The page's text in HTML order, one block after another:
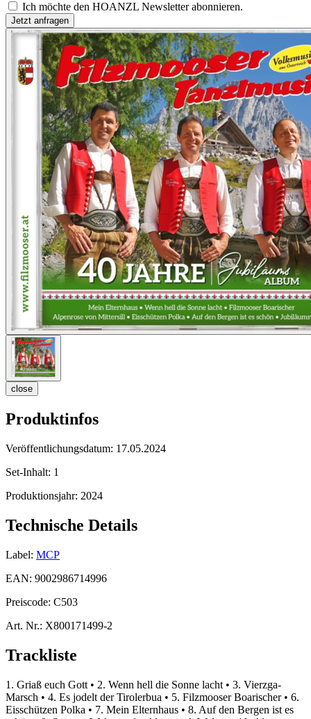
Ich möchte den HOANZL Newsletter abonnieren.
close
Produktinfos
Veröffentlichungsdatum: 17.05.2024
Set-Inhalt: 1
Produktionsjahr: 2024
Technische Details
Label: MCP
EAN: 9002986714996
Preiscode: C503
Art. Nr.: X800171499-2
Trackliste
1. Griaß euch Gott • 2. Wenn hell die Sonne lacht • 3. Vierzga-
Marsch • 4. Es jodelt der Tirolerbua • 5. Filzmooser Boarischer • 6.
Eisschützen Polka • 7. Mein Elternhaus • 8. Auf den Bergen ist es